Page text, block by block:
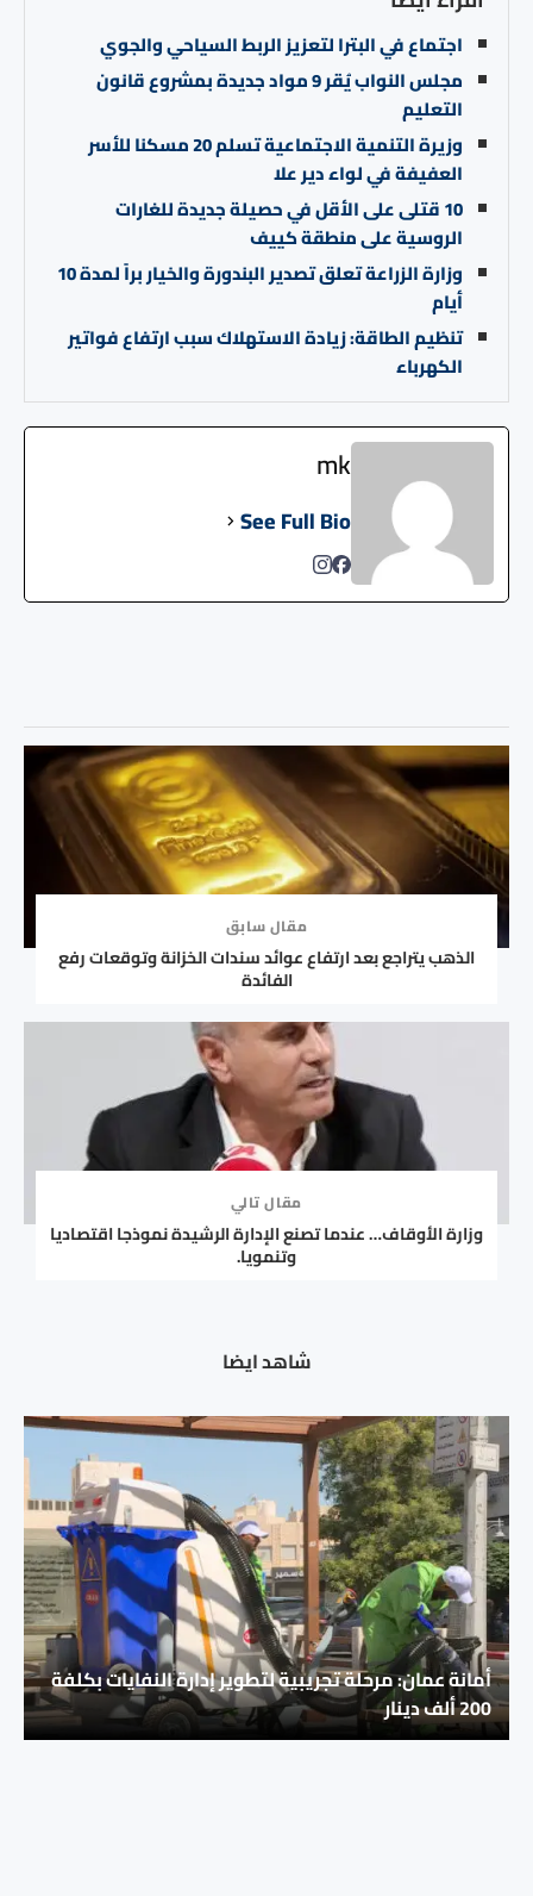
اجتماع في البترا لتعزيز الربط السياحي والجوي
مجلس النواب يُقر 9 مواد جديدة بمشروع قانون
التعليم
وزيرة التنمية الاجتماعية تسلم 20 مسكنا للأسر
العفيفة في لواء دير علا
10 قتلى على الأقل في حصيلة جديدة للغارات
الروسية على منطقة كييف
وزارة الزراعة تعلق تصدير البندورة والخيار براً لمدة 10
أيام
تنظيم الطاقة: زيادة الاستهلاك سبب ارتفاع فواتير
الكهرباء
mk
See Full Bio
مقال سابق
الذهب يتراجع بعد ارتفاع عوائد سندات الخزانة وتوقعات رفع
الفائدة
مقال تالي
وزارة الأوقاف… عندما تصنع الإدارة الرشيدة نموذجا اقتصاديا
وتنمويا.
شاهد ايضا
أمانة عمان: مرحلة تجريبية لتطوير إدارة النفايات بكلفة
200 ألف دينار